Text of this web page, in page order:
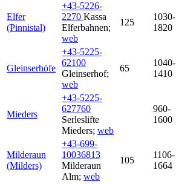
Elfer
(Pinnistal)
+43-5226-
2270 Kassa
Elferbahnen;
web
125
1030-
1820
Gleinserhöfe
+43-5225-
62100
Gleinserhof;
web
65
1040-
1410
Mieders
+43-5225-
627760
Serleslifte
Mieders; web
960-
1600
Milderaun
(Milders)
+43-699-
10036813
Milderaun
Alm; web
105
1106-
1664